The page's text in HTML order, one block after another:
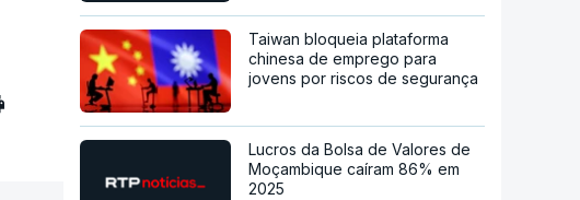
Taiwan bloqueia plataforma
chinesa de emprego para
jovens por riscos de segurança
Lucros da Bolsa de Valores de
Moçambique caíram 86% em
2025